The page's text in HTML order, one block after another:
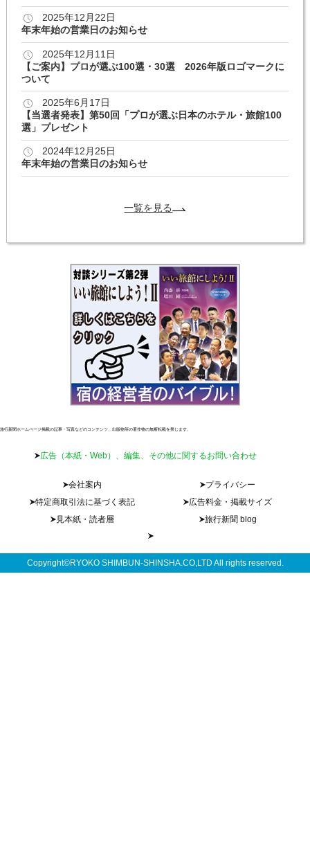
2025年12月22日
年末年始の営業日のお知らせ
2025年12月11日
【ご案内】プロが選ぶ100選・30選 2026年版ロゴマークに
ついて
2025年6月17日
【当選者発表】第50回「プロが選ぶ日本のホテル・旅館100
選」プレゼント
2024年12月25日
年末年始の営業日のお知らせ
一覧を見る
旅行新聞ホームページ掲載の記事・写真などのコンテンツ、出版物等の著作物の無断転載を禁じます。
広告（本紙・Web）、編集、その他に関するお問い合わせ
会社案内
プライバシー
特定商取引法に基づく表記
広告料金・掲載サイズ
見本紙・読者層
旅行新聞 blog
Copyright©RYOKO SHIMBUN-SHINSHA.CO,LTD All rights reserved.